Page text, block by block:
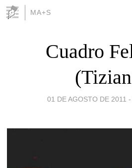
MA+S
Cuadro
01 DE AGOSTO DE 2011